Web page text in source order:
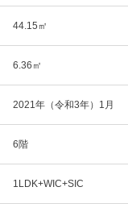
44.15㎡
6.36㎡
2021年（令和3年）1月
6階
1LDK+WIC+SIC